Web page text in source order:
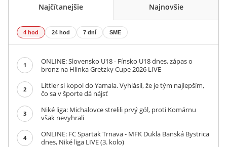
Najčítanejšie Najnovšie
4 hod 24 hod 7 dní SME
1
ONLINE: Slovensko U18 - Fínsko U18 dnes, zápas o
bronz na Hlinka Gretzky Cupe 2026 LIVE
2
Littler si kopol do Yamala. Vyhlásil, že je tým najlepším,
čo sa v športe dá nájsť
3
Niké liga: Michalovce strelili prvý gól, proti Komárnu
však nevyhrali
4
ONLINE: FC Spartak Trnava - MFK Dukla Banská Bystrica
dnes, Niké liga LIVE (3. kolo)